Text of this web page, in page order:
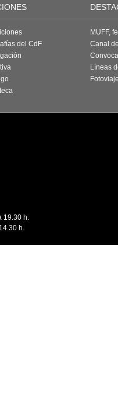
del CdF
MUFF,
Canal
Líneas
19.30 h.
h.